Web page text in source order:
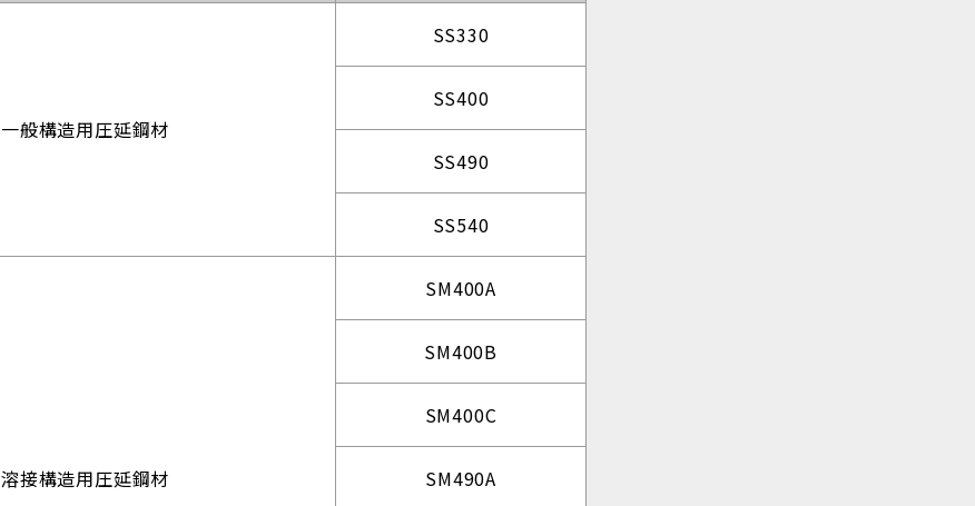
一般構造用圧延鋼材
SS330
SS400
SS490
SS540
溶接構造用圧延鋼材
SM400A
SM400B
SM400C
SM490A